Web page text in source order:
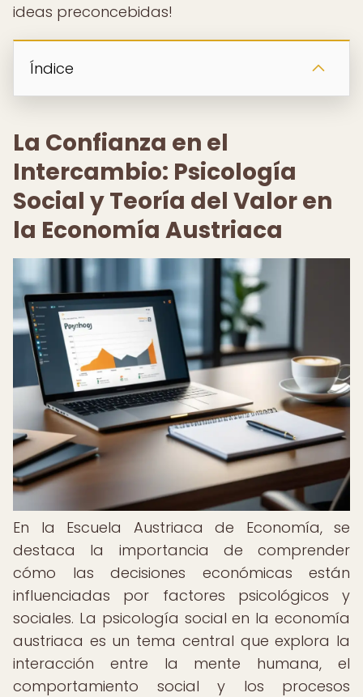
ideas preconcebidas!
Índice
La Confianza en el
Intercambio: Psicología
Social y Teoría del Valor en
la Economía Austriaca
En la Escuela Austriaca de Economía, se
destaca la importancia de comprender
cómo las decisiones económicas están
influenciadas por factores psicológicos y
sociales. La psicología social en la economía
austriaca es un tema central que explora la
interacción entre la mente humana, el
comportamiento social y los procesos